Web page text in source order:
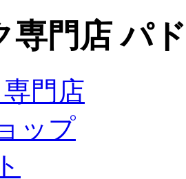
専門店 パ